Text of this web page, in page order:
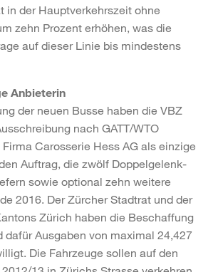
in der Hauptverkehrszeit ohne
zehn Prozent erhöhen, was die
auf dieser Linie bis mindestens
Anbieterin
der neuen Busse haben die VBZ
nach GATT/WTO
Carosserie Hess AG als einzige
Auftrag, die zwölf Doppelgelenk-
sowie optional zehn weitere
2016. Der Zürcher Stadtrat und der
Zürich haben die Beschaffung
dafür Ausgaben von maximal 24,427
Die Fahrzeuge sollen auf den